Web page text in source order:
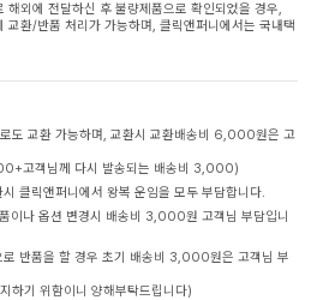
해외에 전달하신 후 불량제품으로 확인되었을 경우,
교환/반품 처리가 가능하며, 클릭앤퍼니에서는 국내택
도 교환 가능하며, 교환시 교환배송비 6,000원은 고
고객님께 다시 발송되는 배송비 3,000)
클릭앤퍼니에서 왕복 운임을 모두 부담합니다.
이나 옵션 변경시 배송비 3,000원 고객님 부담입니
로 반품을 할 경우 초기 배송비 3,000원은 고객님 부
하기 위함이니 양해부탁드립니다)